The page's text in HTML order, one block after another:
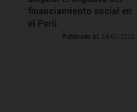
financiamiento social en
el Perú
Publicado el: 24/06/2026